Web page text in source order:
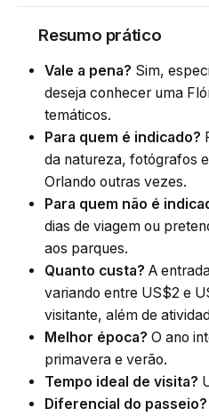
Resumo prático
Vale a pena? Sim,
deseja conhecer uma
temáticos.
Para quem é indicado?
da natureza, fotógrafos
Orlando outras vezes.
Para quem não é
dias de viagem ou
aos parques.
Quanto custa? A
variando entre US$2 e
visitante, além de
Melhor época? O ano
primavera e verão.
Tempo ideal de visita?
Diferencial do passeio?